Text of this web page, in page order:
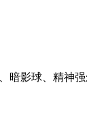
暗影球、精神强